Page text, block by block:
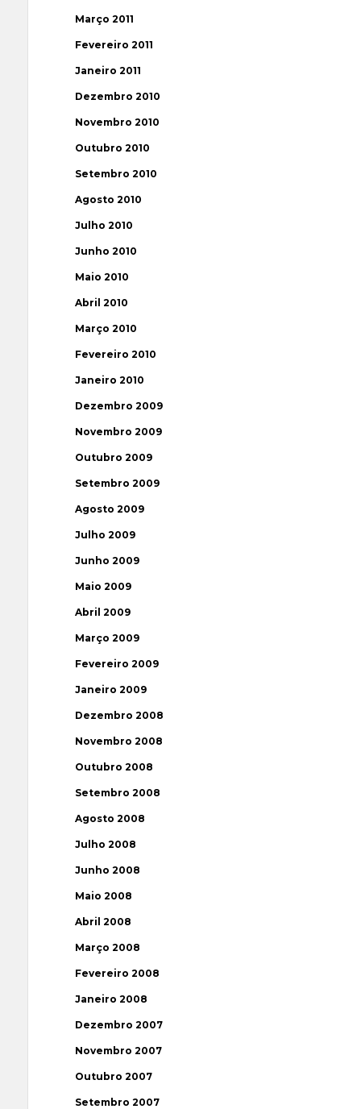
Março 2011
Fevereiro 2011
Janeiro 2011
Dezembro 2010
Novembro 2010
Outubro 2010
Setembro 2010
Agosto 2010
Julho 2010
Junho 2010
Maio 2010
Abril 2010
Março 2010
Fevereiro 2010
Janeiro 2010
Dezembro 2009
Novembro 2009
Outubro 2009
Setembro 2009
Agosto 2009
Julho 2009
Junho 2009
Maio 2009
Abril 2009
Março 2009
Fevereiro 2009
Janeiro 2009
Dezembro 2008
Novembro 2008
Outubro 2008
Setembro 2008
Agosto 2008
Julho 2008
Junho 2008
Maio 2008
Abril 2008
Março 2008
Fevereiro 2008
Janeiro 2008
Dezembro 2007
Novembro 2007
Outubro 2007
Setembro 2007